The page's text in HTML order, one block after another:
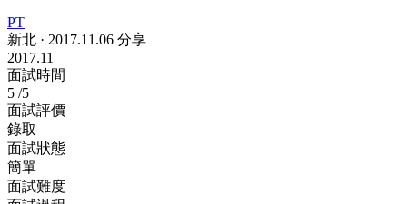
PT
新北 · 2017.11.06 分享
2017.11
面試時間
5 /5
面試評價
錄取
面試狀態
簡單
面試難度